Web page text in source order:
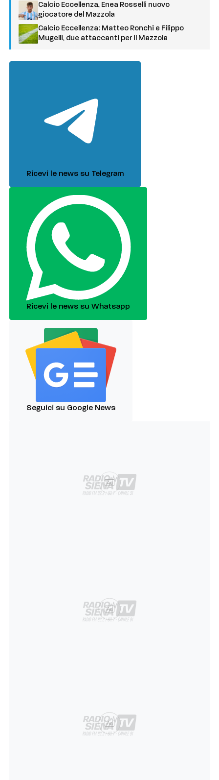
Calcio Eccellenza, Enea Rosselli nuovo
giocatore del Mazzola
Calcio Eccellenza: Matteo Ronchi e Filippo
Mugelli, due attaccanti per il Mazzola
Ricevi le news su Telegram
Ricevi le news su Whatsapp
Seguici su Google News
Ad
Ad
Ad